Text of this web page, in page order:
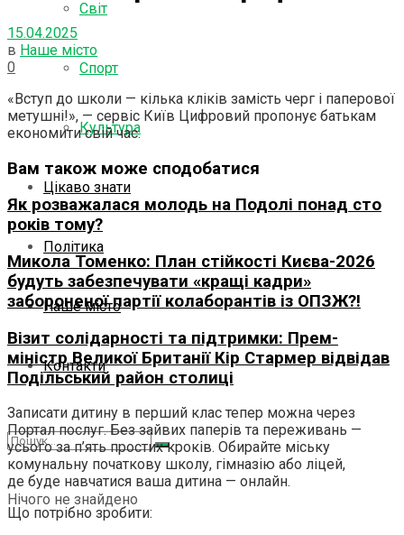
Світ
Спорт
Культура
Цікаво знати
Політика
Наше місто
Контакти
Нічого не знайдено
15.04.2025
в Наше місто
0
«Вступ до школи — кілька кліків замість черг і паперової
метушні!», — сервіс Київ Цифровий пропонує батькам
економити свій час.
Вам також може сподобатися
Як розважалася молодь на Подолі понад сто
років тому?
Микола Томенко: План стійкості Києва-2026
будуть забезпечувати «кращі кадри»
забороненої партії колаборантів із ОПЗЖ?!
Візит солідарності та підтримки: Прем-
міністр Великої Британії Кір Стармер відвідав
Подільський район столиці
Записати дитину в перший клас тепер можна через
Портал послуг. Без зайвих паперів та переживань —
усього за п’ять простих кроків. Обирайте міську
комунальну початкову школу, гімназію або ліцей,
де буде навчатися ваша дитина — онлайн.
Що потрібно зробити: